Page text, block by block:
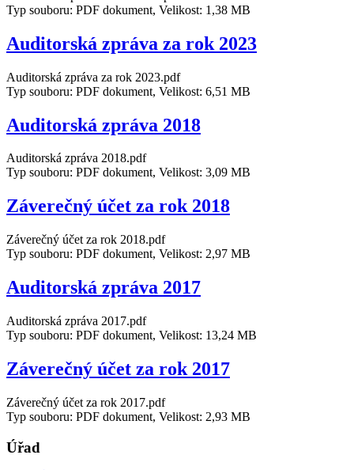
Typ souboru: PDF dokument, Velikost: 1,38 MB
Auditorská zpráva za rok 2023
Auditorská zpráva za rok 2023.pdf
Typ souboru: PDF dokument, Velikost: 6,51 MB
Auditorská zpráva 2018
Auditorská zpráva 2018.pdf
Typ souboru: PDF dokument, Velikost: 3,09 MB
Záverečný účet za rok 2018
Záverečný účet za rok 2018.pdf
Typ souboru: PDF dokument, Velikost: 2,97 MB
Auditorská zpráva 2017
Auditorská zpráva 2017.pdf
Typ souboru: PDF dokument, Velikost: 13,24 MB
Záverečný účet za rok 2017
Záverečný účet za rok 2017.pdf
Typ souboru: PDF dokument, Velikost: 2,93 MB
Úřad